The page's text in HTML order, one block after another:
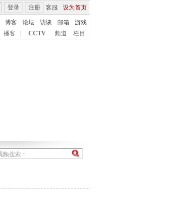
客服 设为首页
登录 注册
博客 论坛 访谈 邮箱
游戏
播客 CCTV 频道 栏目